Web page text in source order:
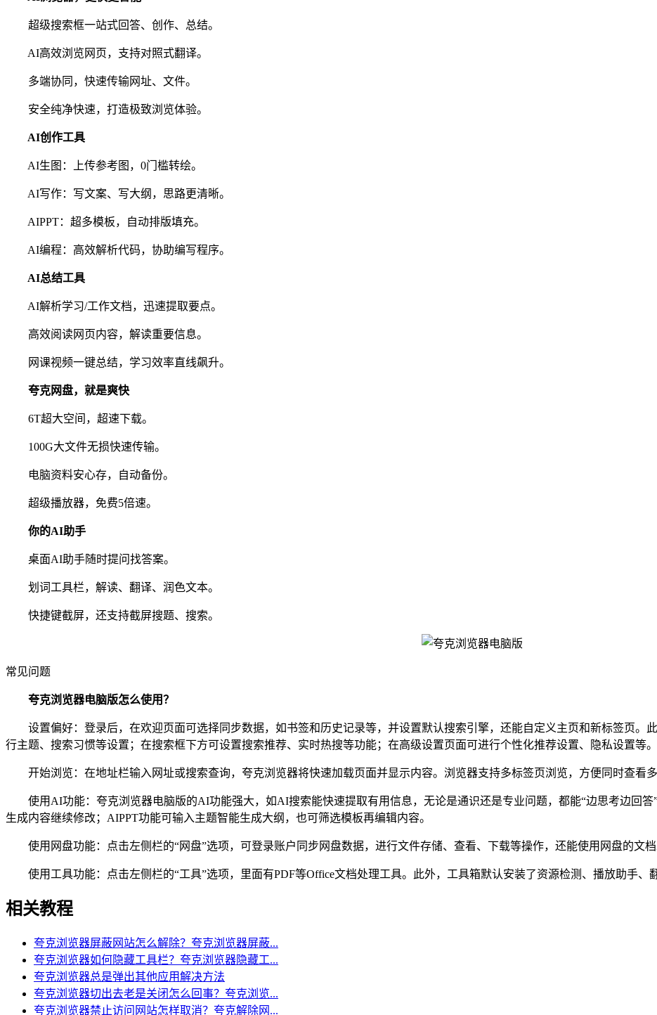
超级搜索框一站式回答、创作、总结。
AI高效浏览网页，支持对照式翻译。
多端协同，快速传输网址、文件。
安全纯净快速，打造极致浏览体验。
AI创作工具
AI生图：上传参考图，0门槛转绘。
AI写作：写文案、写大纲，思路更清晰。
AIPPT：超多模板，自动排版填充。
AI编程：高效解析代码，协助编写程序。
AI总结工具
AI解析学习/工作文档，迅速提取要点。
高效阅读网页内容，解读重要信息。
网课视频一键总结，学习效率直线飙升。
夸克网盘，就是爽快
6T超大空间，超速下载。
100G大文件无损快速传输。
电脑资料安心存，自动备份。
超级播放器，免费5倍速。
你的AI助手
桌面AI助手随时提问找答案。
划词工具栏，解读、翻译、润色文本。
快捷键截屏，还支持截屏搜题、搜索。
常见问题
夸克浏览器电脑版怎么使用？
设置偏好：登录后，在欢迎页面可选择同步数据，如书签和历史记录等，并设置默认搜索引擎，还能自定义主页和新标签页。
行主题、搜索习惯等设置；在搜索框下方可设置搜索推荐、实时热搜等功能；在高级设置页面可进行个性化推荐设置、隐私设置等。
开始浏览：在地址栏输入网址或搜索查询，夸克浏览器将快速加载页面并显示内容。浏览器支持多标签页浏览，方便同时查看多
使用AI功能：夸克浏览器电脑版的AI功能强大，如AI搜索能快速提取有用信息，无论是通识还是专业问题，都能“边思考边回答
生成内容继续修改；AIPPT功能可输入主题智能生成大纲，也可筛选模板再编辑内容。
使用网盘功能：点击左侧栏的“网盘”选项，可登录账户同步网盘数据，进行文件存储、查看、下载等操作，还能使用网盘的文档
使用工具功能：点击左侧栏的“工具”选项，里面有PDF等Office文档处理工具。此外，工具箱默认安装了资源检测、播放助手、
相关教程
夸克浏览器屏蔽网站怎么解除？夸克浏览器屏蔽...
夸克浏览器如何隐藏工具栏？夸克浏览器隐藏工...
夸克浏览器总是弹出其他应用解决方法
夸克浏览器切出去老是关闭怎么回事？夸克浏览...
夸克浏览器禁止访问网站怎样取消？夸克解除网...